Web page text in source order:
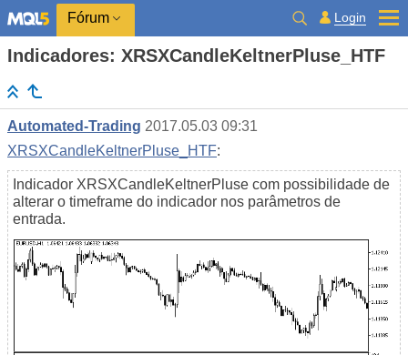
Fórum Login
Indicadores: XRSXCandleKeltnerPluse_HTF
Automated-Trading 2017.05.03 09:31
XRSXCandleKeltnerPluse_HTF:
Indicador XRSXCandleKeltnerPluse com possibilidade de
alterar o timeframe do indicador nos parâmetros de
entrada.